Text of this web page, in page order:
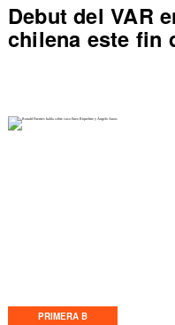
Debut del VAR
chilena este fin
PRIMERA B